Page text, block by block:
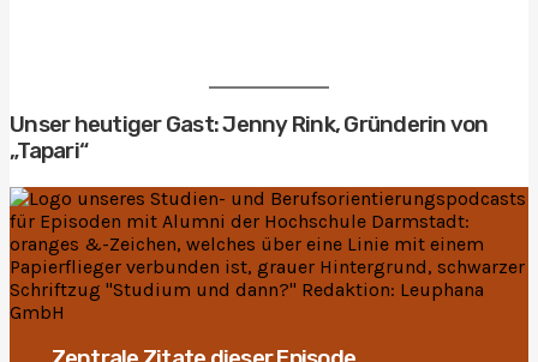
Unser heutiger Gast: Jenny Rink, Gründerin von
„Tapari“